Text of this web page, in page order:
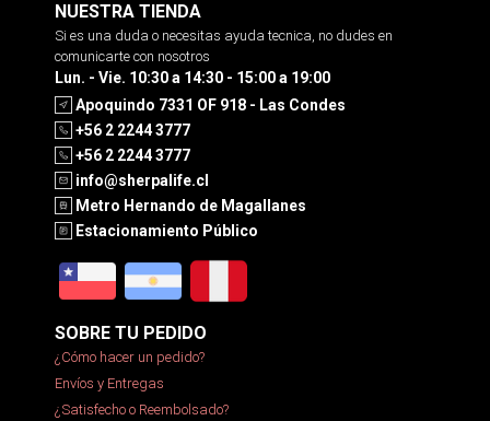
NUESTRA TIENDA
Si es una duda o necesitas ayuda tecnica, no dudes en
comunicarte con nosotros
Lun. - Vie. 10:30 a 14:30 - 15:00 a 19:00
Apoquindo 7331 OF 918 - Las Condes
+56 2 2244 3777
+56 2 2244 3777
info@sherpalife.cl
Metro Hernando de Magallanes
Estacionamiento Público
SOBRE TU PEDIDO
¿Cómo hacer un pedido?
Envíos y Entregas
¿Satisfecho o Reembolsado?